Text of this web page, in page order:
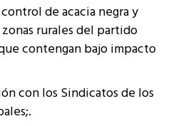
de acacia negra y
rurales del partido
contengan bajo impacto
con los Sindicatos de los